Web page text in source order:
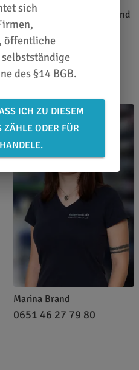
Markierungen und
Verarbeitung: 5 Jahre
Marina Brand
0651 46 27 79 80
sich
öffentliche
des §14 BGB.
ICH ZU DIESEM
ZÄHLE ODER FÜR